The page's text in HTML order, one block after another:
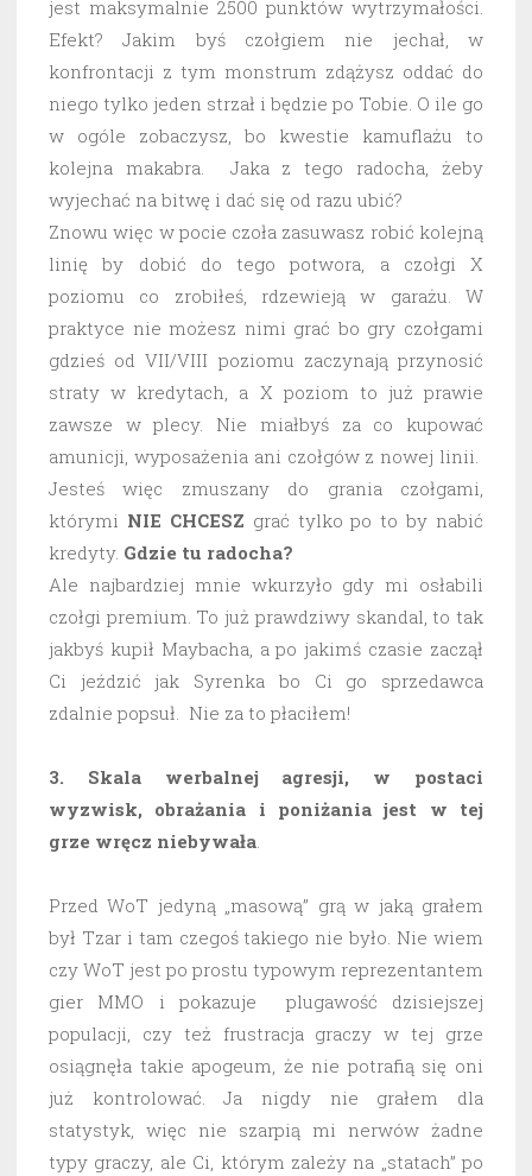
jest maksymalnie 2500 punktów wytrzymałości.
Efekt? Jakim byś czołgiem nie jechał, w
konfrontacji z tym monstrum zdążysz oddać do
niego tylko jeden strzał i będzie po Tobie. O ile go
w ogóle zobaczysz, bo kwestie kamuflażu to
kolejna makabra. Jaka z tego radocha, żeby
wyjechać na bitwę i dać się od razu ubić?
Znowu więc w pocie czoła zasuwasz robić kolejną
linię by dobić do tego potwora, a czołgi X
poziomu co zrobiłeś, rdzewieją w garażu. W
praktyce nie możesz nimi grać bo gry czołgami
gdzieś od VII/VIII poziomu zaczynają przynosić
straty w kredytach, a X poziom to już prawie
zawsze w plecy. Nie miałbyś za co kupować
amunicji, wyposażenia ani czołgów z nowej linii.
Jesteś więc zmuszany do grania czołgami,
którymi NIE CHCESZ grać tylko po to by nabić
kredyty. Gdzie tu radocha?
Ale najbardziej mnie wkurzyło gdy mi osłabili
czołgi premium. To już prawdziwy skandal, to tak
jakbyś kupił Maybacha, a po jakimś czasie zaczął
Ci jeździć jak Syrenka bo Ci go sprzedawca
zdalnie popsuł. Nie za to płaciłem!
3. Skala werbalnej agresji, w postaci
wyzwisk, obrażania i poniżania jest w tej
grze wręcz niebywała.
Przed WoT jedyną „masową” grą w jaką grałem
był Tzar i tam czegoś takiego nie było. Nie wiem
czy WoT jest po prostu typowym reprezentantem
gier MMO i pokazuje plugawość dzisiejszej
populacji, czy też frustracja graczy w tej grze
osiągnęła takie apogeum, że nie potrafią się oni
już kontrolować. Ja nigdy nie grałem dla
statystyk, więc nie szarpią mi nerwów żadne
typy graczy, ale Ci, którym zależy na „statach” po